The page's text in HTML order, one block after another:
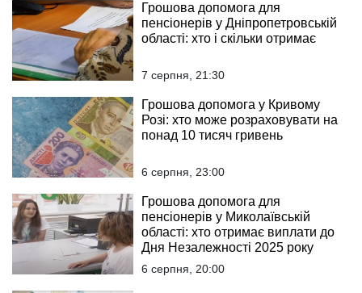
Грошова допомога для
пенсіонерів у Дніпропетровській
області: хто і скільки отримає
7 серпня, 21:30
Грошова допомога у Кривому
Розі: хто може розраховувати на
понад 10 тисяч гривень
6 серпня, 23:00
Грошова допомога для
пенсіонерів у Миколаївській
області: хто отримає виплати до
Дня Незалежності 2025 року
6 серпня, 20:00